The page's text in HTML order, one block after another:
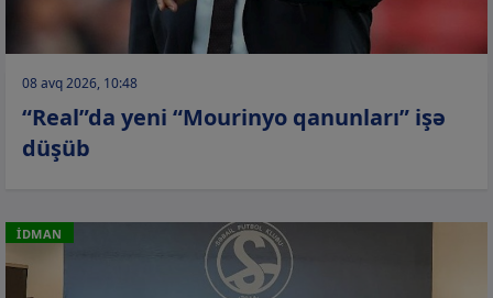
08 avq 2026, 10:48
“Real”da yeni “Mourinyo qanunları” işə
düşüb
İDMAN